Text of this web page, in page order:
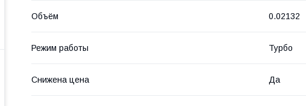
Объём 0.02132
Режим работы Турбо
Снижена цена Да